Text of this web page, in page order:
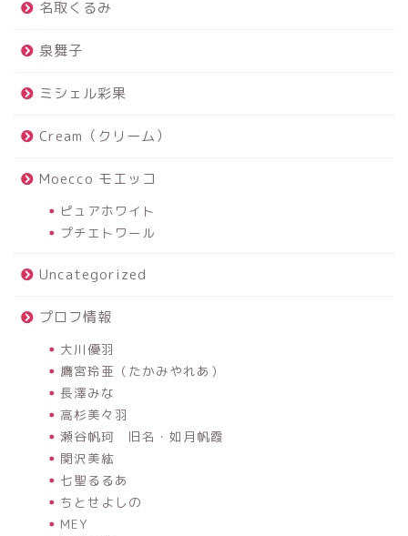
名取くるみ
泉舞子
ミシェル彩果
Cream（クリーム）
Moecco モエッコ
ピュアホワイト
プチエトワール
Uncategorized
プロフ情報
大川優羽
鷹宮玲亜（たかみやれあ）
長澤みな
高杉美々羽
瀬谷帆珂 旧名・如月帆霞
関沢美紘
七聖るるあ
ちとせよしの
MEY